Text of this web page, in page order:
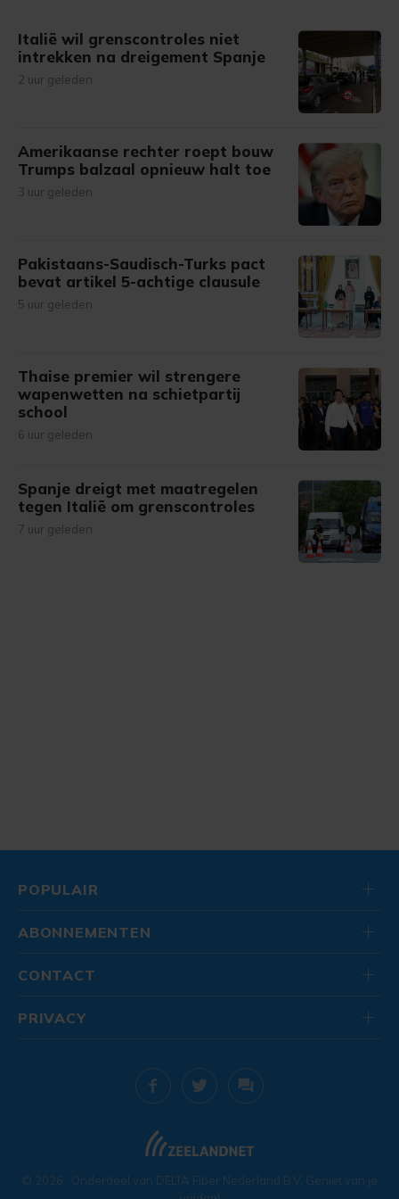
Italië wil grenscontroles niet
intrekken na dreigement Spanje
2 uur geleden
Amerikaanse rechter roept bouw
Trumps balzaal opnieuw halt toe
3 uur geleden
Pakistaans-Saudisch-Turks pact
bevat artikel 5-achtige clausule
5 uur geleden
Thaise premier wil strengere
wapenwetten na schietpartij
school
6 uur geleden
Spanje dreigt met maatregelen
tegen Italië om grenscontroles
7 uur geleden
POPULAIR
ABONNEMENTEN
CONTACT
© 2026 . Onderdeel van DELTA Fiber Nederland B.V. Geniet van je
PRIVACY